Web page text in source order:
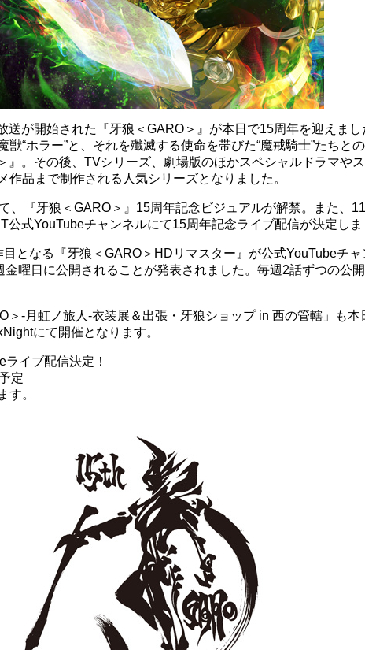
送が開始された『牙狼＜GARO＞』が本日で15周年を迎えまし
獣“ホラー”と、それを殲滅する使命を帯びた“魔戒騎士”たちと
』。その後、TVシリーズ、劇場版のほかスペシャルドラマや
作品まで制作される人気シリーズとなりました。
、『牙狼＜GARO＞』15周年記念ビジュアルが解禁。また、
公式YouTubeチャンネルにて15周年記念ライブ配信が決定しま
目となる『牙狼＜GARO＞HDリマスター』が公式YouTubeチャ
金曜日に公開されることが発表されました。毎週2話ずつの公開
＞-月虹ノ旅人-衣装展＆出張・牙狼ショップ in 西の管轄」も本
にて開催となります。
イブ配信決定！
定
す。